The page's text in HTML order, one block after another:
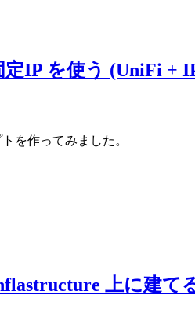
IP を使う (UniFi +
を作ってみました。
上に建て